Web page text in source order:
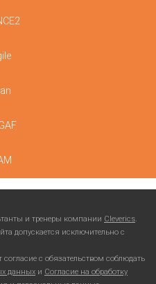
и тренеры компании Cleverics.
допускается исключительно с
с обязательством соблюдать
данных и Согласие на обработку